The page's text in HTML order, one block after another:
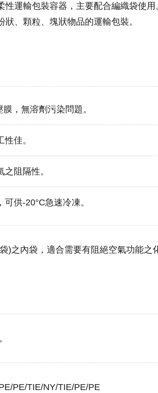
性運輸包裝容器，主要配合編織袋使
狀、顆粒、塊狀物品的運輸包裝。
，無溶劑污染問題。
佳。
阻隔性。
供-20°C急速冷凍。
)之內袋，適合需要有阻絕空氣功能之
PE/TIE/NY/TIE/PE/PE